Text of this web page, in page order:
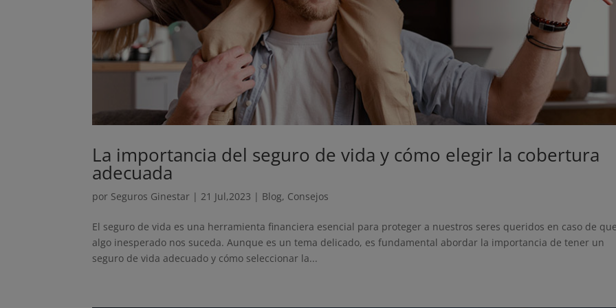
La importancia del seguro de vida y cómo elegir la cobertura
adecuada
por Seguros Ginestar |21 Jul,2023 | Blog, Consejos
El seguro de vida es una herramienta financiera esencial para proteger a nuestros seres queridos en caso de
algo inesperado nos suceda. Aunque es un tema delicado, es fundamental abordar la importancia de tener un
seguro de vida adecuado y cómo seleccionar la...